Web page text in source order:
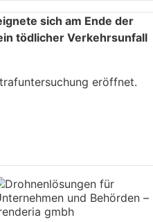
sich am Ende der
tödlicher Verkehrsunfall
eröffnet.